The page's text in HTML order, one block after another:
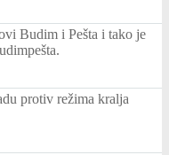
Budim i Pešta i tako je
protiv režima kralja